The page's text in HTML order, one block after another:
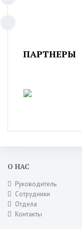
ПАРТНЕРЫ
О НАС
Руководитель
Сотрудники
Отдела
Контакты